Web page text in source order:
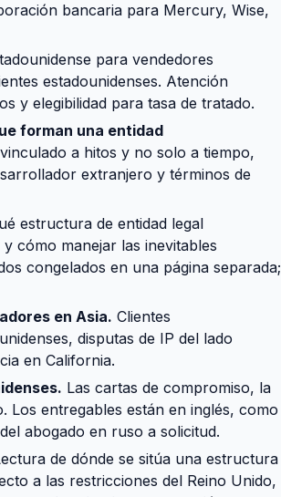
bancaria para Mercury, Wise,
para vendedores
estadounidenses. Atención
y elegibilidad para tasa de tratado.
forman una entidad
a hitos y no solo a tiempo,
extranjero y términos de
estructura de entidad legal
cómo manejar las inevitables
congelados en una página separada;
en Asia. Clientes
disputas de IP del lado
en California.
Las cartas de compromiso, la
Los entregables están en inglés, como
abogado en ruso a solicitud.
de dónde se sitúa una estructura
a las restricciones del Reino Unido,